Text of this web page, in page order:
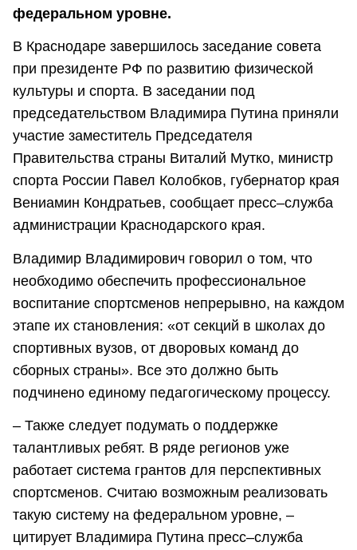
федеральном уровне.
В Краснодаре завершилось заседание совета
при президенте РФ по развитию физической
культуры и спорта. В заседании под
председательством Владимира Путина приняли
участие заместитель Председателя
Правительства страны Виталий Мутко, министр
спорта России Павел Колобков, губернатор края
Вениамин Кондратьев, сообщает пресс–служба
администрации Краснодарского края.
Владимир Владимирович говорил о том, что
необходимо обеспечить профессиональное
воспитание спортсменов непрерывно, на каждом
этапе их становления: «от секций в школах до
спортивных вузов, от дворовых команд до
сборных страны». Все это должно быть
подчинено единому педагогическому процессу.
– Также следует подумать о поддержке
талантливых ребят. В ряде регионов уже
работает система грантов для перспективных
спортсменов. Считаю возможным реализовать
такую систему на федеральном уровне, –
цитирует Владимира Путина пресс–служба